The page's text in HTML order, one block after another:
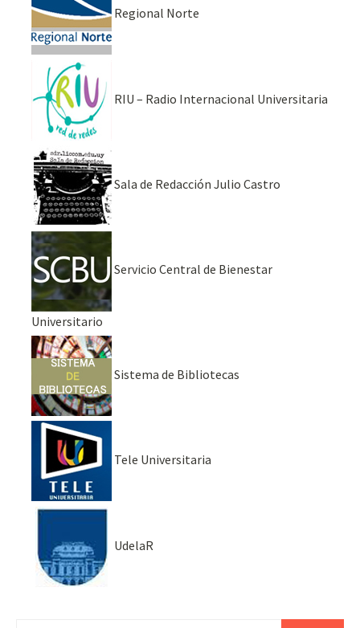
Regional Norte
RIU – Radio Internacional Universitaria
Sala de Redacción Julio Castro
Servicio Central de Bienestar
Universitario
Sistema de Bibliotecas
Tele Universitaria
UdelaR